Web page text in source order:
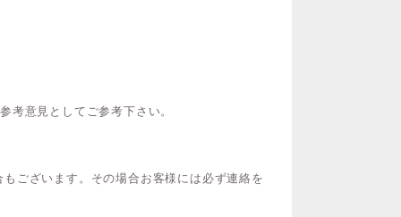
考意見としてご参考下さい。
ございます。その場合お客様には必ず連絡を